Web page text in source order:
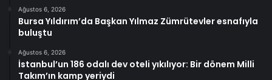
Ağustos 6, 2026
Bursa Yıldırım’da Başkan Yılmaz Zümrütevler esnafıyla
buluştu
Ağustos 6, 2026
İstanbul’un 186 odalı dev oteli yıkılıyor: Bir dönem Milli
Takım’ın kamp yeriydi